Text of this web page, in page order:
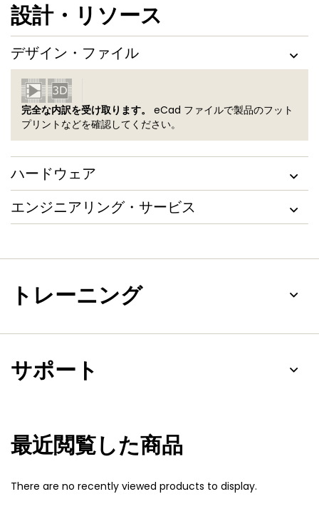
設計・リソース
デザイン・ファイル
完全な内訳を受け取ります。
eCad ファイルで製品のフット
プリントなどを確認してください。
ハードウェア
エンジニアリング・サービス
トレーニング
サポート
最近閲覧した商品
There are no recently viewed products to display.